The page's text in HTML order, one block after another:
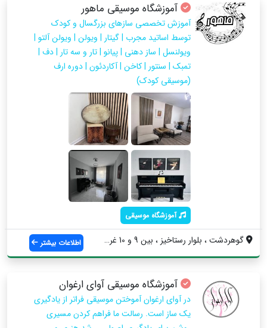
آموزشگاه موسیقی ماهور
آموزش تخصصی سازهای بزرگسال و کودک
توسط اساتید مجرب | گیتار | ویولن | ویولن آلتو |
ویولنسل | ساز دهنی | پیانو | تار و سه تار | دف |
تمبک | سنتور | کاخن | آکاردئون | دوره ارف
(موسیقی کودک)
آموزشگاه موسیقی
گوهردشت ، بلوار رستاخیز ، بین 9 و 10 غرب... اطلاعات بیشتر
آموزشگاه موسیقی آوای ارغوان
در آوای ارغوان آموختن موسیقی فراتر از یادگیری
یک ساز است. رسالت ما فراهم کردن مسیری